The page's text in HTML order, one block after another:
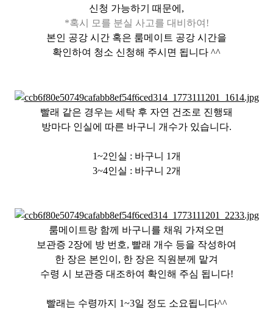
신청 가능하기 때문에,
*혹시 모를 분실 사고를 대비하여!
본인 공강 시간 혹은 룸메이트 공강 시간을
확인하여 청소 신청해 주시면 됩니다 ^^
빨래 같은 경우는 세탁 후 자연 건조로 진행돼
방마다 인실에 따른 바구니 개수가 있습니다.
1~2인실 : 바구니 1개
3~4인실 : 바구니 2개
룸메이트랑 함께 바구니를 채워 가져오면
보관증 2장에 방 번호, 빨래 개수 등을 작성하여
한 장은 본인이, 한 장은 직원분께 맡겨
수령 시 보관증 대조하여 확인해 주심 됩니다!
빨래는 수령까지 1~3일 정도 소요됩니다^^